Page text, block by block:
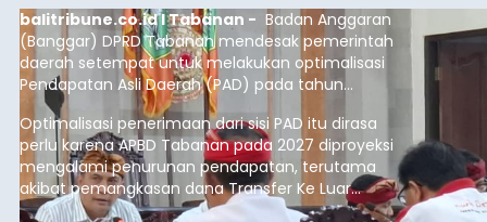
balitribune.co.id I Tabanan - Badan Anggaran
(Banggar) DPRD Tabanan mendesak pemerintah
daerah setempat untuk melakukan optimalisasi
Pendapatan Asli Daerah (PAD) pada tahun
anggaran 2027.
Optimalisasi penerimaan dari sisi PAD itu dirasa
perlu karena APBD Tabanan pada 2027 diproyeksi
mengalami penurunan pendapatan, terutama
akibat pemangkasan dana Transfer Ke Luar
Daerah (TKD) dari pemerintah pusat.